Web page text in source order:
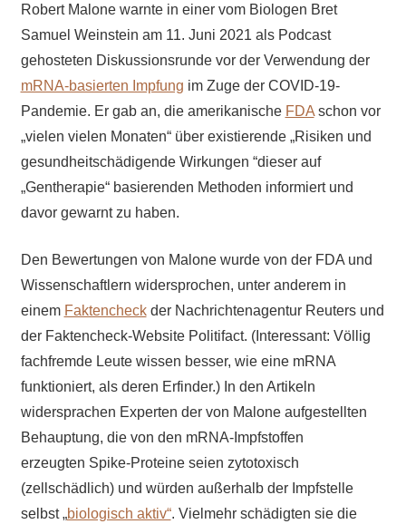
Robert Malone warnte in einer vom Biologen Bret
Samuel Weinstein am 11. Juni 2021 als Podcast
gehosteten Diskussionsrunde vor der Verwendung der
mRNA-basierten Impfung im Zuge der COVID-19-
Pandemie. Er gab an, die amerikanische FDAschon vor
„vielen vielen Monaten“ über existierende „Risiken und
gesundheitschädigende Wirkungen “dieser auf
„Gentherapie“ basierenden Methoden informiert und
davor gewarnt zu haben.
Den Bewertungen von Malone wurde von der FDA und
Wissenschaftlern widersprochen, unter anderem in
einem Faktencheckder Nachrichtenagentur Reuters und
der Faktencheck-Website Politifact. (Interessant: Völlig
fachfremde Leute wissen besser, wie eine mRNA
funktioniert, als deren Erfinder.) In den Artikeln
widersprachen Experten der von Malone aufgestellten
Behauptung, die von den mRNA-Impfstoffen
erzeugten Spike-Proteine seien zytotoxisch
(zellschädlich) und würden außerhalb der Impfstelle
selbst „biologisch aktiv“. Vielmehr schädigten sie die